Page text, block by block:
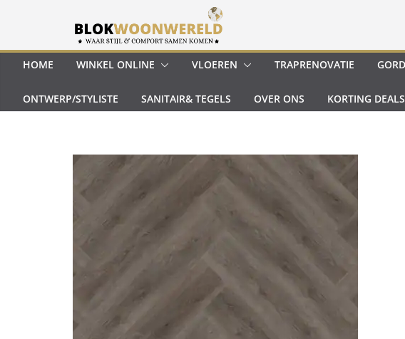
inhoudHOME WINKEL ONLINE VLOEREN TRAPRENOVATIE
ONTWERP/STYLISTE SANITAIR& TEGELS OVER ONS KORTING DEALS